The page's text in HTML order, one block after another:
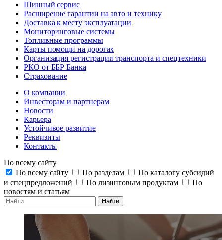
Шинный сервис
Расширение гарантии на авто и технику
Доставка к месту эксплуатации
Мониторинговые системы
Топливные программы
Карты помощи на дорогах
Организация регистрации транспорта и спецтехники
РКО от ББР Банка
Страхование
О компании
Инвесторам и партнерам
Новости
Карьера
Устойчивое развитие
Реквизиты
Контакты
По всему сайту
По всему сайту
По разделам
По каталогу субсидий
и спецпредложений
По лизинговым продуктам
По
новостям и статьям
Найти